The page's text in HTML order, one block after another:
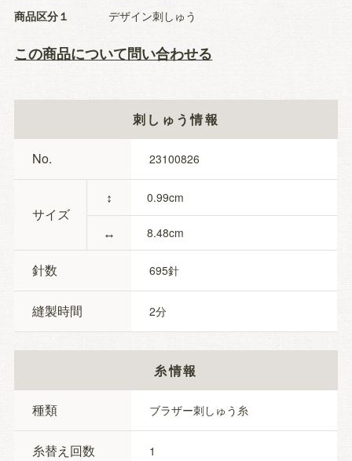
商品区分１ デザイン刺しゅう
この商品について問い合わせる
刺しゅう情報
No. 23100826
サイズ
↕
↔
0.99
8.48
針数 695
縫製時間 2
糸情報
種類 ブラザー刺しゅう糸
糸替え回数 1